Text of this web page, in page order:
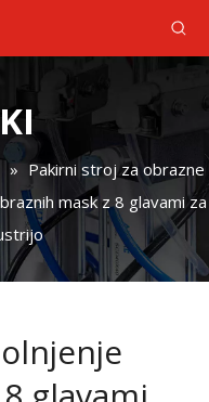
» Pakirni stroj za obrazne
mask z 8 glavami za